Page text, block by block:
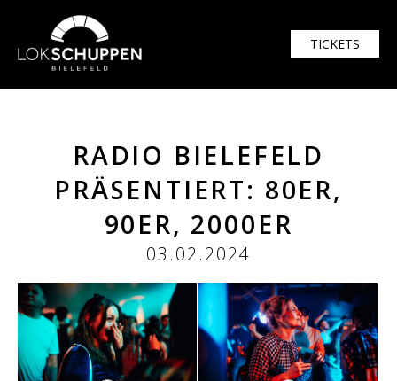
TICKETS
RADIO BIELEFELD
PRÄSENTIERT: 80ER,
90ER, 2000ER
03.02.2024